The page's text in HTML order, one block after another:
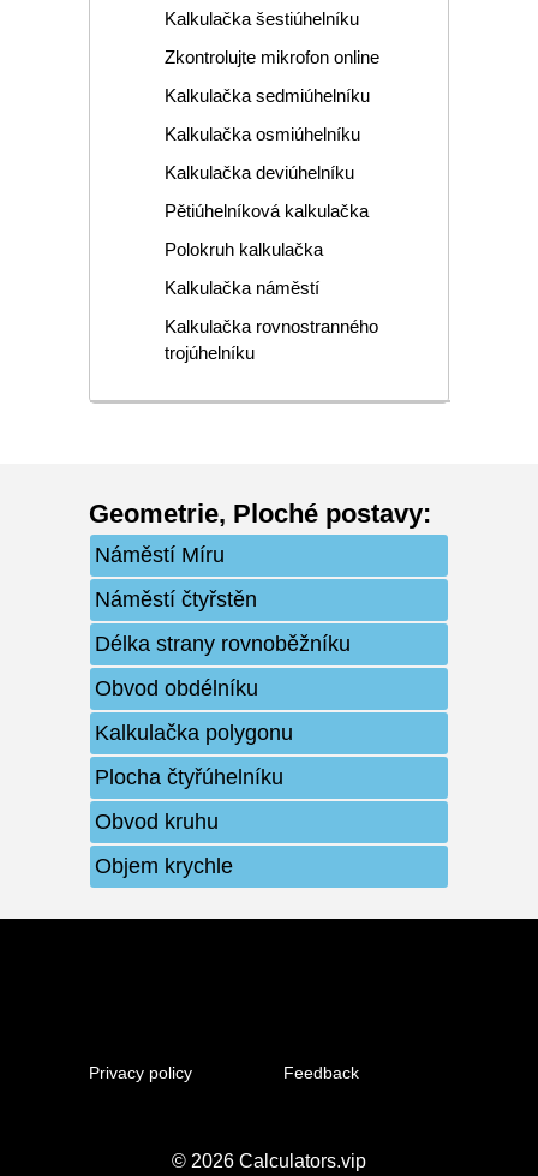
Kalkulačka šestiúhelníku
Zkontrolujte mikrofon online
Kalkulačka sedmiúhelníku
Kalkulačka osmiúhelníku
Kalkulačka deviúhelníku
Pětiúhelníková kalkulačka
Polokruh kalkulačka
Kalkulačka náměstí
Kalkulačka rovnostranného
trojúhelníku
Geometrie, Ploché postavy:
Náměstí Míru
Náměstí čtyřstěn
Délka strany rovnoběžníku
Obvod obdélníku
Kalkulačka polygonu
Plocha čtyřúhelníku
Obvod kruhu
Objem krychle
Privacy policy Feedback
© 2026 Calculators.vip